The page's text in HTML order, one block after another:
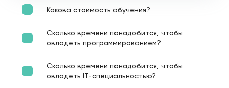
Какова стоимость обучения?
Сколько времени понадобится, чтобы
овладеть программированием?
Сколько времени понадобится, чтобы
овладеть IT-специальностью?